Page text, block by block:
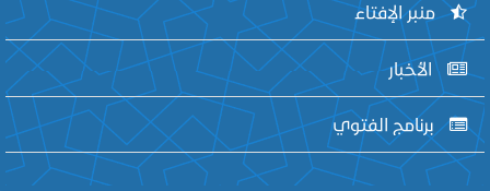
منبر الإفتاء
الأخبار
برنامج الفتوي